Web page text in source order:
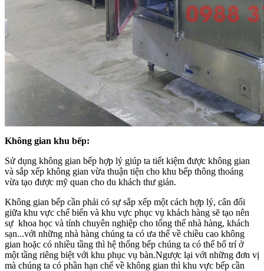
Không gian khu bếp:
Sử dụng không gian bếp hợp lý giúp ta tiết kiệm được không gian
và sắp xếp không gian vừa thuận tiện cho khu bếp thông thoáng
vừa tạo được mỹ quan cho du khách thư giản.
Không gian bếp cần phải có sự sắp xếp một cách hợp lý, cân đối
giữa khu vực chế biến và khu vực phục vụ khách hàng sẽ tạo nên
sự khoa học và tính chuyên nghiệp cho tổng thể nhà hàng, khách
sạn...với những nhà hàng chúng ta có ưa thế về chiều cao không
gian hoặc có nhiều tầng thì hệ thống bếp chúng ta có thể bố trí ở
một tầng riêng biệt với khu phục vụ bàn.Ngược lại với những đơn vị
mà chúng ta có phần hạn chế về không gian thì khu vực bếp cần